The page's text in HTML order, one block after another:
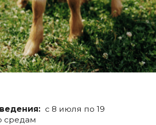
с 8 июля по 19
средам